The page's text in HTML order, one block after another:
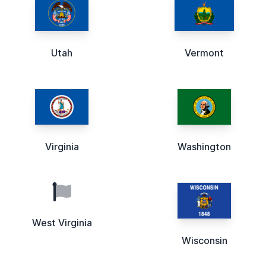
Utah Vermont
Virginia Washington
West Virginia
Wisconsin